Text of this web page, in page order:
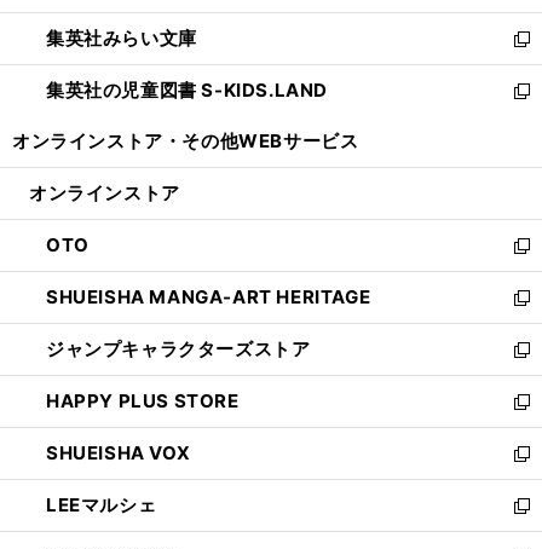
開
く
ウ
で
開
く
ン
ド
ウ
で
ウ
ィ
ン
ド
開
集英社みらい文庫
新
し
い
ン
ウ
で
開
く
集英社の児童図書 S-KIDS.LAND
新
ウ
ン
ド
ウ
で
開
く
オンラインストア・ その他WEBサービス
オンラインストア
OTO
新
し
い
ウ
ィ
ン
ド
ウ
で
開
く
SHUEISHA MANGA-ART HERITAGE
新
し
い
ウ
ィ
ン
ド
ウ
で
開
ジャンプキャラクターズストア
新
し
い
ウ
ィ
ン
ド
ウ
HAPPY PLUS STORE
新
し
い
ウ
ィ
ン
SHUEISHA VOX
新
し
い
ウ
LEEマルシェ
新
し